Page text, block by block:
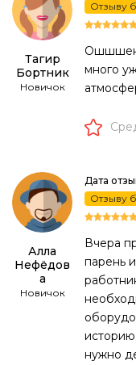
Тагир
Бортник
Новичок
Отзыву
много
Алла
Нефёдов
а
Новичок
Дата
Отзыву
Вчера
парень
нужно